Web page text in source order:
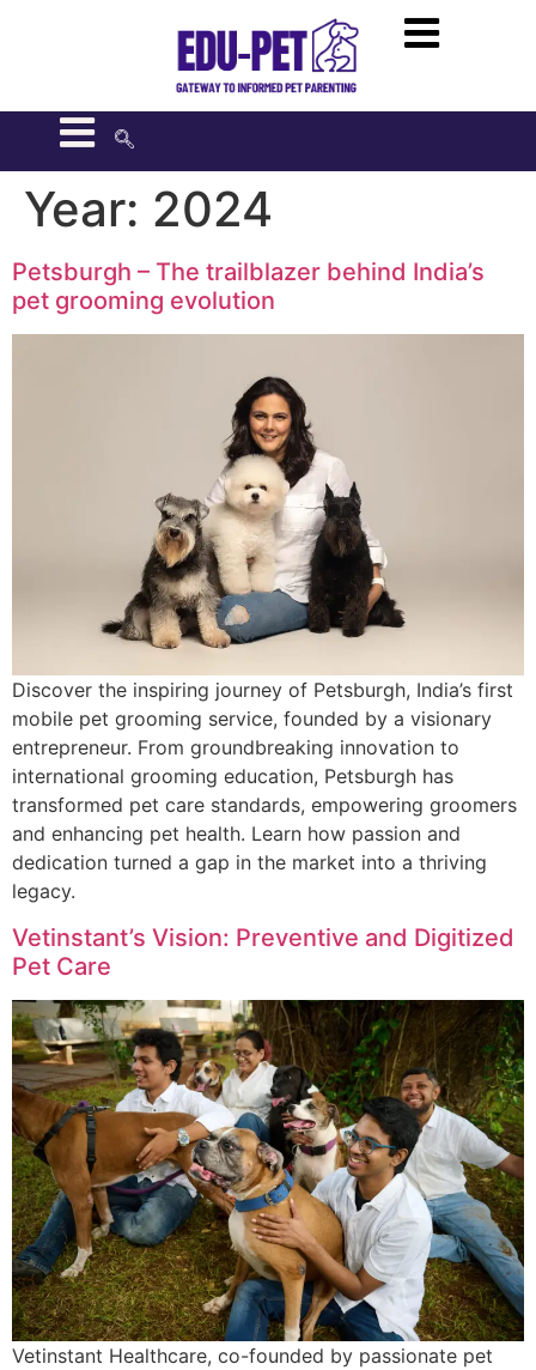
Year: 2024
Petsburgh – The trailblazer behind India’s
pet grooming evolution
Discover the inspiring journey of Petsburgh, India’s first
mobile pet grooming service, founded by a visionary
entrepreneur. From groundbreaking innovation to
international grooming education, Petsburgh has
transformed pet care standards, empowering groomers
and enhancing pet health. Learn how passion and
dedication turned a gap in the market into a thriving
legacy.
Vetinstant’s Vision: Preventive and Digitized
Pet Care
Vetinstant Healthcare, co-founded by passionate pet